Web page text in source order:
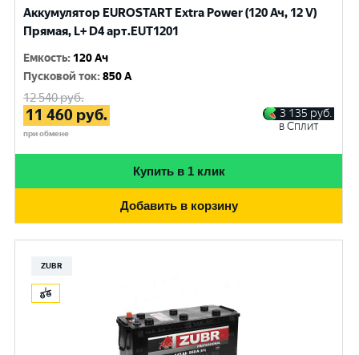
Аккумулятор EUROSTART Extra Power (120 Ач, 12 V)
Прямая, L+ D4 арт.EUT1201
Емкость: 120 Ач
Пусковой ток:850 A
12 540руб.
11 460 руб.
при обмене
3 135 руб.
в Сплит
Купить в 1 клик
Добавить в корзину
ZUBR